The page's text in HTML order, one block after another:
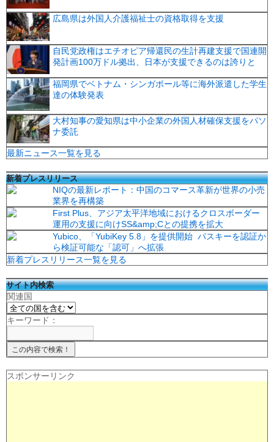
広島県は外国人介護福祉士の資格取得を支援
自民党政権はエチオピア帰還民の生計再建支援で国連開
発計画100万ドル拠出、日本が支援できるのは誇りと
福岡県でベトナム・シンガポール等に海外派遣した学生
達の体験発表
大村知事の愛知県は中小企業の外国人材確保支援をパソ
ナ委託
最新ニュース一覧を見る
新着プレスリリース
NIQの最新レポート：中国のコマース革新が世界の小売
業界を再構築
First Plus、アジア太平洋地域におけるクロスボーダー
運用の支援に向けSS&amp;Cとの提携を拡大
Yubico、「YubiKey 5.8」を提供開始 パスキーを認証か
ら検証可能な「認可」へ拡張
新着プレスリリース一覧を見る
サイト内検索
関連国
キーワード：
スポンサーリンク